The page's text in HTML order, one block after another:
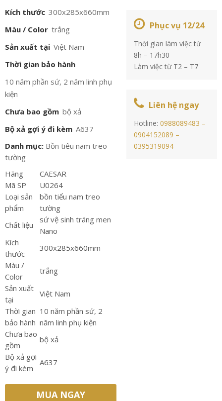
Kích thước 300x285x660mm
Màu / Color trắng
Sản xuất tại Việt Nam
Thời gian bảo hành
10 năm phần sứ, 2 năm linh phụ
kiện
Chưa bao gồm bộ xả
Bộ xả gợi ý đi kèm A637
Danh mục: Bồn tiêu nam treo
tường
Hãng
CAESAR
Mã SP
U0264
Loại sản
phẩm
bồn tiểu nam treo
tường
Chất liệu
sứ vệ sinh tráng men
Nano
Kích
thước
300x285x660mm
Màu /
Color
trắng
Sản xuất
tại
Việt Nam
Thời gian
bảo hành
10 năm phần sứ, 2
năm linh phụ kiện
Chưa bao
gồm
bộ xả
Bộ xả gợi
ý đi kèm
A637
MUA NGAY
Phục vụ 12/24
Thời gian làm việc từ
8h – 17h30
Làm việc từ T2 – T7
Liên hệ ngay
Hotline:0988089483 –
0904152089 –
0395319094